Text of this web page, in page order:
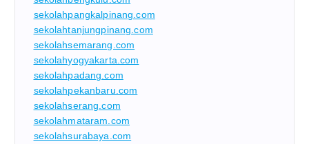
sekolahpangkalpinang.com
sekolahtanjungpinang.com
sekolahsemarang.com
sekolahyogyakarta.com
sekolahpadang.com
sekolahpekanbaru.com
sekolahserang.com
sekolahmataram.com
sekolahsurabaya.com